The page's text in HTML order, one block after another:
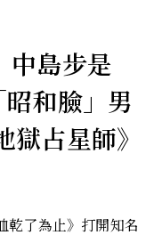
中島步是
和臉」男
占星師》
乾了為止》打開知名